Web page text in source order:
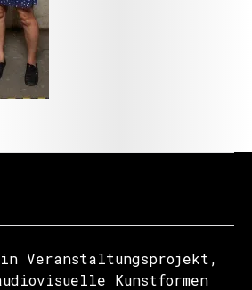
Veranstaltungsprojekt,
Kunstformen